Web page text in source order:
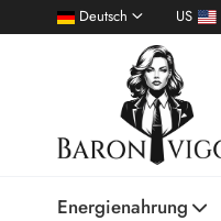
Deutsch US
Energienahrung